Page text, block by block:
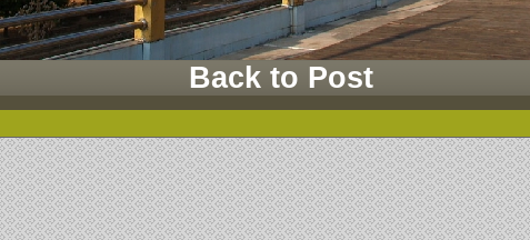
Back to Post